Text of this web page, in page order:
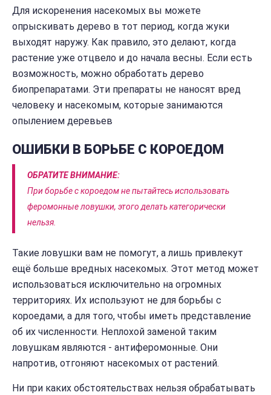
Для искоренения насекомых вы можете
опрыскивать дерево в тот период, когда жуки
выходят наружу. Как правило, это делают, когда
растение уже отцвело и до начала весны. Если есть
возможность, можно обработать дерево
биопрепаратами. Эти препараты не наносят вред
человеку и насекомым, которые занимаются
опылением деревьев
ОШИБКИ В БОРЬБЕ С КОРОЕДОМ
ОБРАТИТЕ ВНИМАНИЕ:
При борьбе с короедом не пытайтесь использовать
феромонные ловушки, этого делать категорически
нельзя.
Такие ловушки вам не помогут, а лишь привлекут
ещё больше вредных насекомых. Этот метод может
использоваться исключительно на огромных
территориях. Их используют не для борьбы с
короедами, а для того, чтобы иметь представление
об их численности. Неплохой заменой таким
ловушкам являются - антиферомонные. Они
напротив, отгоняют насекомых от растений.
Ни при каких обстоятельствах нельзя обрабатывать